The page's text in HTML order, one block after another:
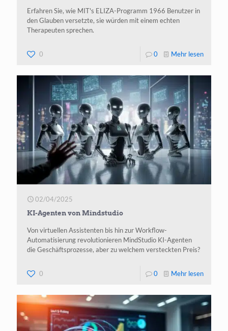
Erfahren Sie, wie MIT's ELIZA-Programm 1966 Benutzer in
den Glauben versetzte, sie würden mit einem echten
Therapeuten sprechen.
0 0 Mehr lesen-
erste
KI
der
Welt
02/04/2025
KI-Agenten von Mindstudio
Von virtuellen Assistenten bis hin zur Workflow-
Automatisierung revolutionieren MindStudio KI-Agenten
die Geschäftsprozesse, aber zu welchem versteckten Preis?
0 0 Mehr lesen-
Agenten
von